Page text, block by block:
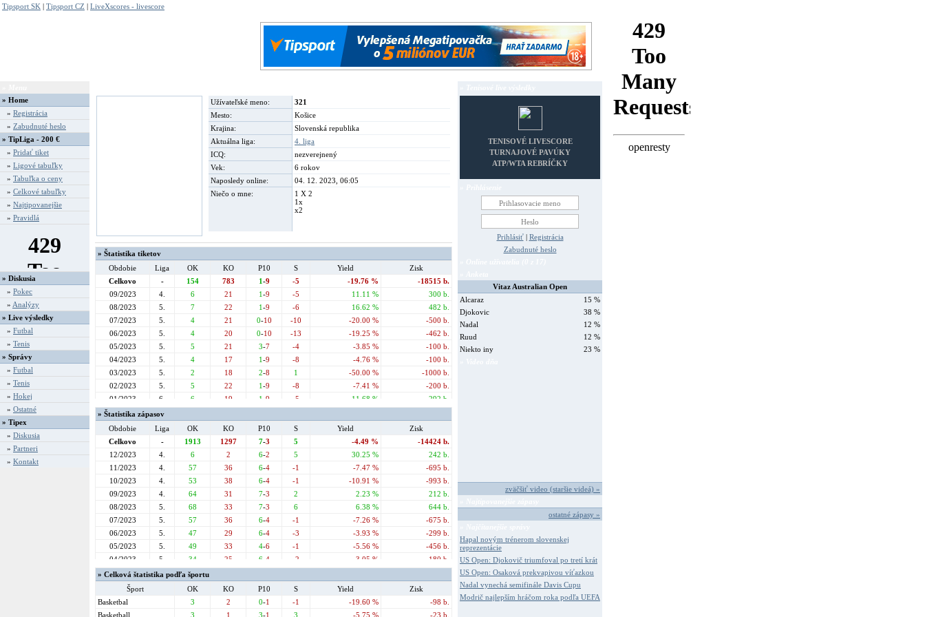
Tipsport SK | Tipsport CZ | LiveXscores - livescore
» Home
» Registrácia
» Zabudnuté heslo
» TipLiga - 200 €
» Pridať tiket
» Ligové tabuľky
» Tabuľka o ceny
» Celkové tabuľky
» Najtipovanejšie
» Pravidlá
» Diskusia
» Pokec
» Analýzy
» Live výsledky
» Futbal
» Tenis
» Správy
» Futbal
» Tenis
» Hokej
» Ostatné
» Tipex
» Diskusia
» Partneri
» Kontakt
Užívateľské meno:
321
Mesto:
Košice
Krajina:
Slovenská republika
Aktuálna liga:
4. liga
ICQ:
nezverejnený
Vek:
6 rokov
Naposledy online:
04. 12. 2023, 06:05
Niečo o mne:
1 X 2
1x
x2
» Štatistika tiketov
Obdobie
Liga OK KO P10 S Yield
Zisk
Celkovo
- 154 783 1-9 -5 -19.76 %
-18515 b.
09/2023
4. 6 21 1-9 -5 11.11 %
300 b.
08/2023
5. 7 22 1-9 -6 16.62 %
482 b.
07/2023
5. 4 21 0-10 -10 -20.00 %
-500 b.
06/2023
5. 4 20 0-10 -13 -19.25 %
-462 b.
05/2023
5. 5 21 3-7 -4 -3.85 %
-100 b.
04/2023
5. 4 17 1-9 -8 -4.76 %
-100 b.
03/2023
5. 2 18 2-8 1 -50.00 %
-1000 b.
02/2023
5. 5 22 1-9 -8 -7.41 %
-200 b.
01/2023
6. 6 19 1 9 -5 11.68 %
292 b.
12/2022
6.
11/2022
6. 4 24 0-10 -16 -28.57 %
10/2022
3 21 2- 8 -5 -37.50 %
-900 b.
09/2022
6. 2 27 1 9 -2 -65.52 %
-1900 b.
08/2022
6. 4 20 2 8 -7 -16.67 %
-400 b.
07/2022
6. 2 24 1 9 -5 -66.19 %
-1721 b.
06/2022
6. 4 26 3- 7 1 -33.33 %
-1000 b.
05/2022
3. 3 27 0- 10 -19 -50.00 %
-1500 b.
04/2022
4. 6 19 3 7 -1 20.00 %
500 b.
03/2022
5. 6 21 2 8 -5 11.11 %
300 b.
02/2022
5. 4 22 1 9 1 -23.08 %
-600 b.
01/2022
6. 8 18 5 5 2 36.12 %
939 b.
12/2021
6. 2 27 1-9 -2 -65.52 %
-1900 b.
11/2021
5. 3 24 1-9 -5 -44.44 %
-1200 b.
10/2021
» Štatistika zápasov
Obdobie
Liga OK KO P10 S Yield
Zisk
Celkovo
- 1913 1297 7-3 5 -4.49 %
-14424 b.
12/2023
4. 6 2 6-2 5 30.25 %
242 b.
11/2023
4. 57 36 6-4 -1 -7.47 %
-695 b.
10/2023
4. 53 38 6-4 -1 -10.91 %
-993 b.
09/2023
4. 64 31 7-3 2 2.23 %
212 b.
08/2023
5. 68 33 7-3 6 6.38 %
644 b.
07/2023
5. 57 36 6-4 -1 -7.26 %
-675 b.
06/2023
5. 47 29 6-4 -3 -3.93 %
-299 b.
05/2023
5. 49 33 4-6 -1 -5.56 %
-456 b.
04/2023
5. 34 25 6 4 -2 -3.05 %
-180 b.
03/2023
5. 33
02/2023
32 32 3-7 -1 -12.33 %
01/2023
44 33 4 6 -2 -5.09 %
-392 b.
12/2022
26 29 3 7 -2 -22.20 %
-1221 b.
» Celková štatistika podľa športu
Šport
OK KO P10 S Yield
Zisk
Basketbal
3 2 0-1 -1 -19.60 %
-98 b.
Basketball
3 1 3-1 3 -5.75 %
-23 b.
TENISOVÉ LIVESCORE
TURNAJOVÉ PAVÚKY
ATP/WTA REBRÍČKY
Prihlásiť| Registrácia
Zabudnuté heslo
Vitaz Australian Open
Alcaraz
15 %
Djokovic
38 %
Nadal
12 %
Ruud
12 %
Niekto iny
23 %
zväčšiť video (staršie videá) »
ostatné zápasy »
Hapal novým trénerom slovenskej
reprezentácie
US Open: Djokovič triumfoval po tretí krát
US Open: Osaková prekvapivou víťazkou
Nadal vynechá semifinále Davis Cupu
Modrič najlepším hráčom roka podľa UEFA